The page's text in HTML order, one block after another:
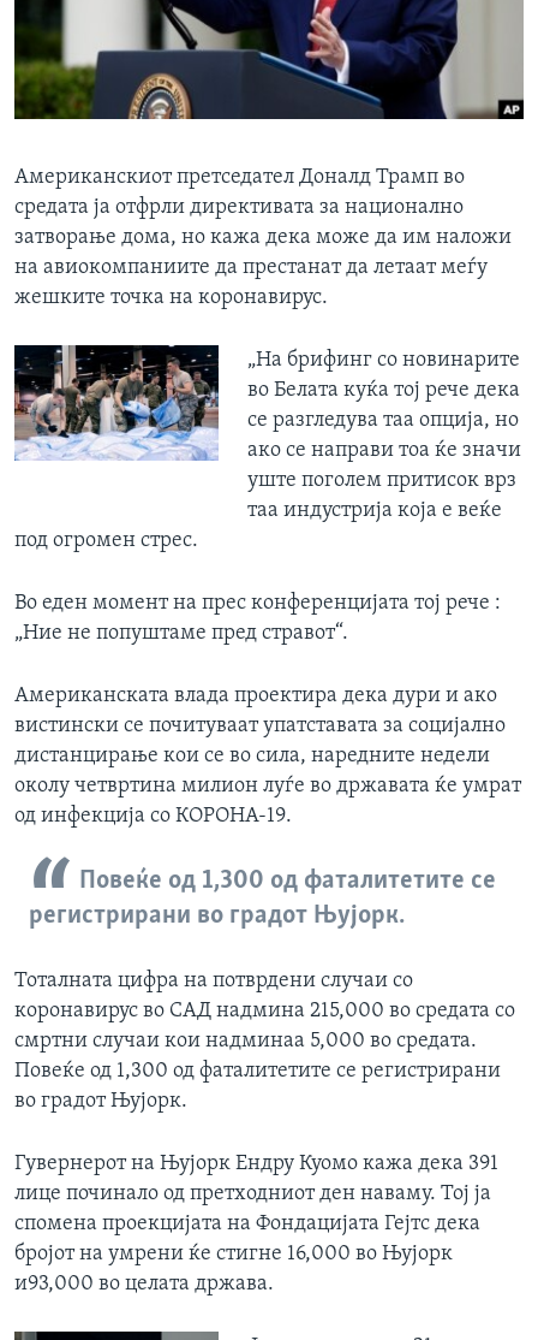
Јазици
Американскиот претседател Доналд Трамп во
средата ја отфрли директивата за национално
затворање дома, но кажа дека може да им наложи
на авиокомпаниите да престанат да летаат меѓу
жешките точка на коронавирус.
„На брифинг со новинарите
во Белата куќа тој рече дека
се разгледува таа опција, но
ако се направи тоа ќе значи
уште поголем притисок врз
таа индустрија која е веќе
под огромен стрес.
Во еден момент на прес конференцијата тој рече :
„Ние не попуштаме пред стравот“.
Американската влада проектира дека дури и ако
вистински се почитуваат упатставата за социјално
дистанцирање кои се во сила, наредните недели
околу четвртина милион луѓе во државата ќе умрат
од инфекција со КОРОНА-19.
Повеќе од 1,300 од фаталитетите се
регистрирани во градот Њујорк.
Тоталната цифра на потврдени случаи со
коронавирус во САД надмина 215,000 во средата со
смртни случаи кои надминаа 5,000 во средата.
Повеќе од 1,300 од фаталитетите се регистрирани
во градот Њујорк.
Гувернерот на Њујорк Ендру Куомо кажа дека 391
лице починало од претходниот ден наваму. Тој ја
спомена проекцијата на Фондацијата Гејтс дека
бројот на умрени ќе стигне 16,000 во Њујорк
и93,000 во целата држава.